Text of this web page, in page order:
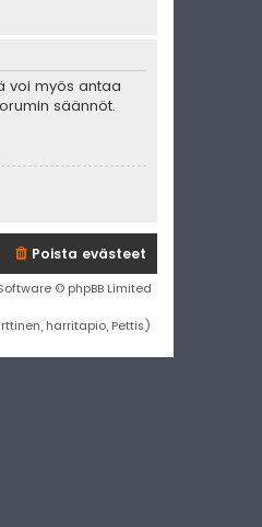
voi myös antaa
säännöt.
Poista evästeet
© phpBB Limited
harritapio, Pettis)